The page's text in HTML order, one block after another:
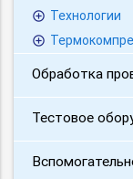
Технологии
Обработка
Тестовое